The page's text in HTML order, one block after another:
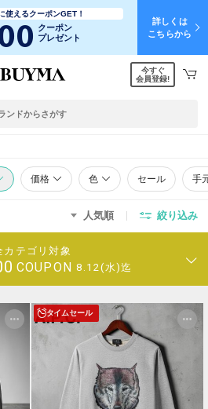
使えるクーポンGET！
クーポン
プレゼント
詳しくは
こちらから
今すぐ
会員登録!
価格 色 セール 手
人気順 絞り込み
カテゴリ対象
COUPON 8.12(水)迄
タイムセール